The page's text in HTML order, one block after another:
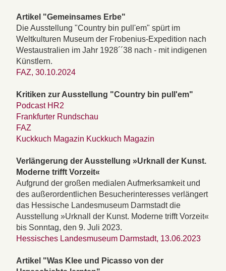
Artikel "Gemeinsames Erbe"
Die Ausstellung "Country bin pull'em" spürt im
Weltkulturen Museum der Frobenius-Expedition nach
Westaustralien im Jahr 1928´´38 nach - mit indigenen
Künstlern.
FAZ, 30.10.2024
Kritiken zur Ausstellung "Country bin pull'em"
Podcast HR2
Frankfurter Rundschau
FAZ
Kuckkuch Magazin Kuckkuch Magazin
Verlängerung der Ausstellung »Urknall der Kunst.
Moderne trifft Vorzeit«
Aufgrund der großen medialen Aufmerksamkeit und
des außerordentlichen Besucherinteresses verlängert
das Hessische Landesmuseum Darmstadt die
Ausstellung »Urknall der Kunst. Moderne trifft Vorzeit«
bis Sonntag, den 9. Juli 2023.
Hessisches Landesmuseum Darmstadt, 13.06.2023
Artikel "Was Klee und Picasso von der